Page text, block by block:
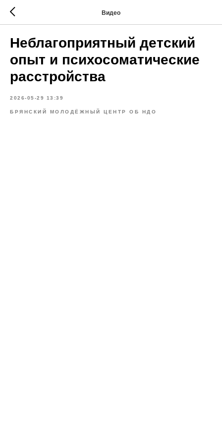
Видео
Неблагоприятный детский
опыт и психосоматические
расстройства
2026-05-29 13:39
БРЯНСКИЙ МОЛОДЁЖНЫЙ ЦЕНТР ОБ НДО